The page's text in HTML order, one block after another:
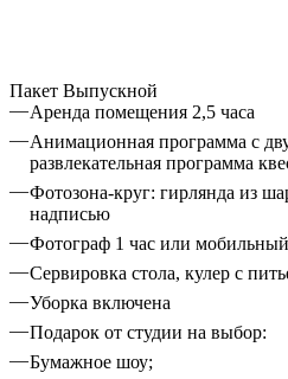
Пакет Выпускной
Аренда помещения 2,5 часа
Анимационная программа с
развлекательная программа
Фотозона-круг: гирлянда из
надписью
Фотограф 1 час или
Сервировка стола, кулер с
Уборка включена
Подарок от студии на выбор:
Бумажное шоу;